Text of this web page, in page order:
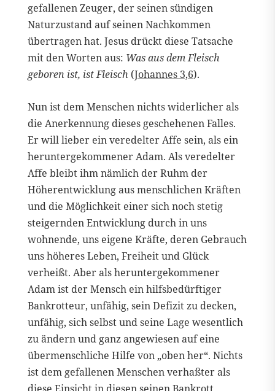
gefallenen Zeuger, der seinen sündigen
Naturzustand auf seinen Nachkommen
übertragen hat. Jesus drückt diese Tatsache
mit den Worten aus: Was aus dem Fleisch
geboren ist, ist Fleisch (Johannes 3,6).
Nun ist dem Menschen nichts widerlicher als
die Anerkennung dieses geschehenen Falles.
Er will lieber ein veredelter Affe sein, als ein
heruntergekommener Adam. Als veredelter
Affe bleibt ihm nämlich der Ruhm der
Höherentwicklung aus menschlichen Kräften
und die Möglichkeit einer sich noch stetig
steigernden Entwicklung durch in uns
wohnende, uns eigene Kräfte, deren Gebrauch
uns höheres Leben, Freiheit und Glück
verheißt. Aber als heruntergekommener
Adam ist der Mensch ein hilfsbedürftiger
Bankrotteur, unfähig, sein Defizit zu decken,
unfähig, sich selbst und seine Lage wesentlich
zu ändern und ganz angewiesen auf eine
übermenschliche Hilfe von „oben her“. Nichts
ist dem gefallenen Menschen verhaßter als
diese Einsicht in diesen seinen Bankrott.